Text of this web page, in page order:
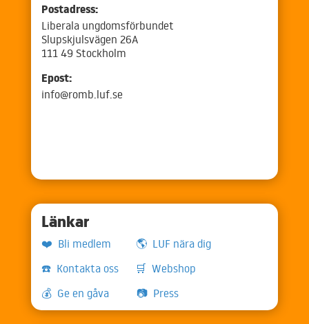
Postadress:
Liberala ungdomsförbundet
Slupskjulsvägen 26A
111 49 Stockholm
Epost:
info@romb.luf.se
Länkar
❤️ Bli medlem 🌎 LUF nära dig
☎️ Kontakta oss
🛒 Webshop
💰 Ge en gåva 📷 Press